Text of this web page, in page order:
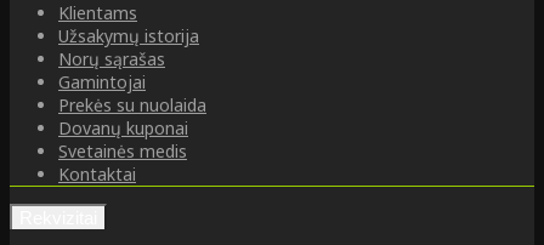
Klientams
Užsakymų istorija
Norų sąrašas
Gamintojai
Prekės su nuolaida
Dovanų kuponai
Svetainės medis
Kontaktai